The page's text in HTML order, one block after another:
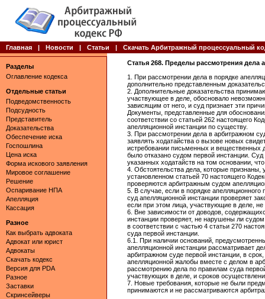
Главная | Новости | Статьи | Скачать Арбитражный процессуальный
Разделы
Оглавление кодекса
Отдельные статьи
Подведомственность
Подсудность
Представитель
Доказательства
Обеспечение иска
Госпошлина
Цена иска
Форма искового заявления
Мировое соглашение
Решение
Оспаривание НПА
Апелляция
Кассация
Разное
Как выбрать адвоката
Адвокат или юрист
Адвокаты
Скачать кодекс
Версия для PDA
Разное
Заставки
Скринсейверы
Статья 268. Пределы рассмотрения
1. При рассмотрении дела в порядке
дополнительно представленным
2. Дополнительные доказательства
участвующее в деле, обосновало
зависящим от него, и суд признает эти
Документы, представленные для
соответствии со статьей 262 настоящего
апелляционной инстанции по существу.
3. При рассмотрении дела в арбитражном
заявлять ходатайства о вызове новых
истребовании письменных и вещественных
было отказано судом первой инстанции.
указанных ходатайств на том основании,
4. Обстоятельства дела, которые
установленном статьей 70 настоящего
проверяются арбитражным судом
5. В случае, если в порядке
суд апелляционной инстанции проверяет
если при этом лица, участвующие в деле, не
6. Вне зависимости от доводов,
инстанции проверяет, не нарушены ли
в соответствии с частью 4 статьи 270
суда первой инстанции.
6.1. При наличии оснований,
апелляционной инстанции рассматривает
арбитражном суде первой инстанции, в
апелляционной жалобы вместе с делом в
рассмотрению дела по правилам суда
участвующих в деле, и сроков
7. Новые требования, которые не были
принимаются и не рассматриваются